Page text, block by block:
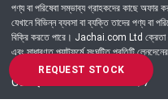
REQUEST STOCK
পণ্য বা পরিষেবা সম্ভাব্য গ্রাহকদের কাছে
যেখানে বিভিন্ন ব্যবসা বা ব্যক্তি তাদের পণ্য বা
বিক্রি করতে পারে। Jachai.com Ltd ক্রেতা
এবং সাধারণত প্ল্যাটফর্মে সংঘটিত প্রতিটি
Got Question? Call us 24/7